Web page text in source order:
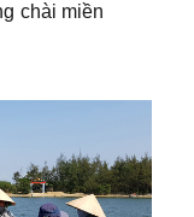
chài miền